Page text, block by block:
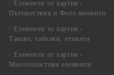
Елементи от хартия -
Пътешествия и Фото моменти
Елементи то хартия -
Такове, табелки, етикети
Елементи от хартия -
Многопластови елементи